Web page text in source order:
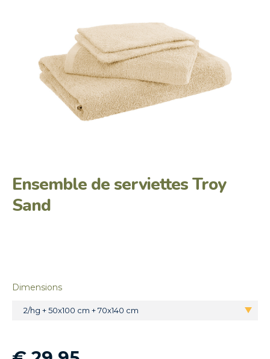
Ensemble de serviettes Troy
Sand
Dimensions
2/hg + 50x100 cm + 70x140 cm